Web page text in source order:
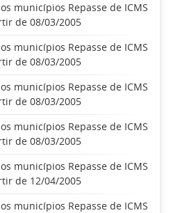
municípios Repasse de ICMS
de 08/03/2005
municípios Repasse de ICMS
de 08/03/2005
municípios Repasse de ICMS
de 08/03/2005
municípios Repasse de ICMS
de 08/03/2005
municípios Repasse de ICMS
de 12/04/2005
municípios Repasse de ICMS